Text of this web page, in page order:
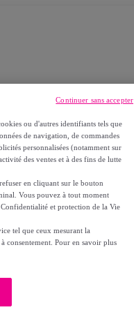
ou d'autres identifiants tels que
de navigation, de commandes
personnalisées (notamment sur
des ventes et à des fins de lutte
en cliquant sur le bouton
Vous pouvez à tout moment
et protection de la Vie
tel que ceux mesurant la
consentement. Pour en savoir plus
Continuer sans accepter